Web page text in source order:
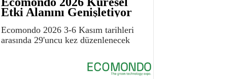
Etki Alanını Genişletiyor
Ecomondo 2026 3-6 Kasım tarihleri
arasında 29'uncu kez düzenlenecek